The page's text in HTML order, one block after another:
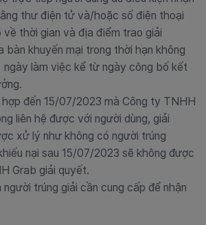
thư điện tử và/hoặc số điện thoại
về thời gian và địa điểm trao giải
bàn khuyến mại trong thời hạn không
ngày làm việc kể từ ngày công bố kết
đến 15/07/2023 mà Công ty TNHH
liên hệ được với người dùng, giải
xử lý như không có người trúng
nại sau 15/07/2023 sẽ không được
Grab giải quyết.
trúng giải cần cung cấp để nhận